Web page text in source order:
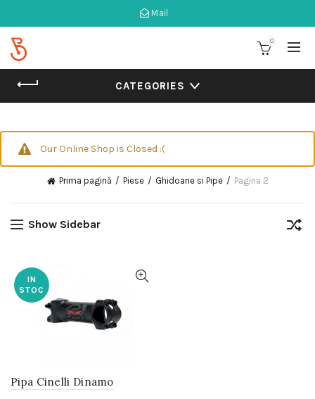
Mail
0
CATEGORIES
Our Online Shop is Closed :(
Prima pagină Piese Ghidoane si Pipe Pagina 2
Show Sidebar
IN
STOC
Pipa Cinelli Dinamo